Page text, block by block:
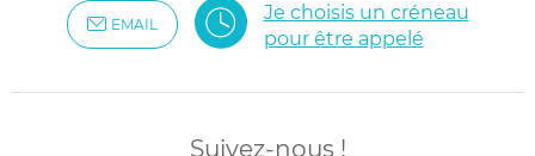
EMAIL
Je choisis un créneau
pour être appelé
Suivez-nous !